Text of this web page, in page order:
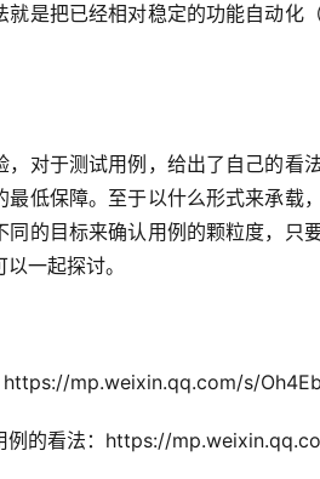
就是把已经相对稳定的功能自动化
，对于测试用例，给出了自己的看
最低保障。至于以什么形式来承载
同的目标来确认用例的颗粒度，
一起探讨。
https://mp.weixin.qq.com/s/
例的看法：https://